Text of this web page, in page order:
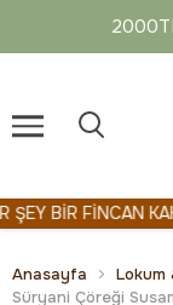
BİR FİNCAN
Anasayfa
Lokum
Süryani Çöreği